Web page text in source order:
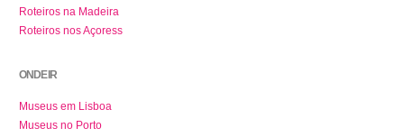
Roteiros na Madeira
Roteiros nos Açoress
ONDE IR
Museus em Lisboa
Museus no Porto